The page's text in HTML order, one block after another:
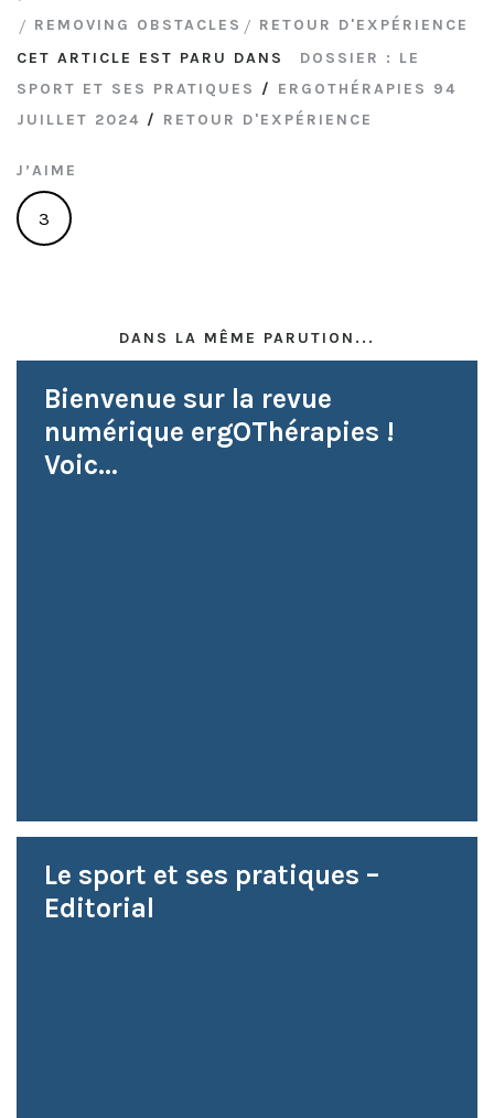
REMOVING OBSTACLES
RETOUR D'EXPÉRIENCE
CET ARTICLE EST PARU DANS
DOSSIER : LE
SPORT ET SES PRATIQUES / ERGOTHÉRAPIES 94
JUILLET 2024 / RETOUR D'EXPÉRIENCE
J’AIME
3
DANS LA MÊME PARUTION...
Bienvenue sur la revue
numérique ergOThérapies !
Voic...
Le sport et ses pratiques –
Editorial